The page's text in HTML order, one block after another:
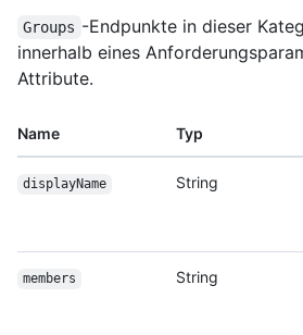
Groups -Endpunkte in dieser
innerhalb eines
Attribute.
Name Typ
displayName String
members String